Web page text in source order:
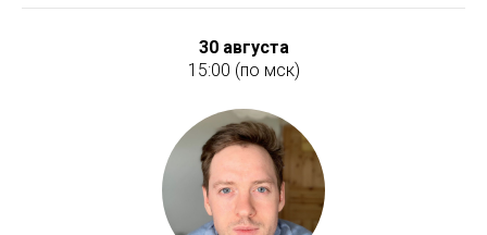
30 августа
15:00 (по мск)